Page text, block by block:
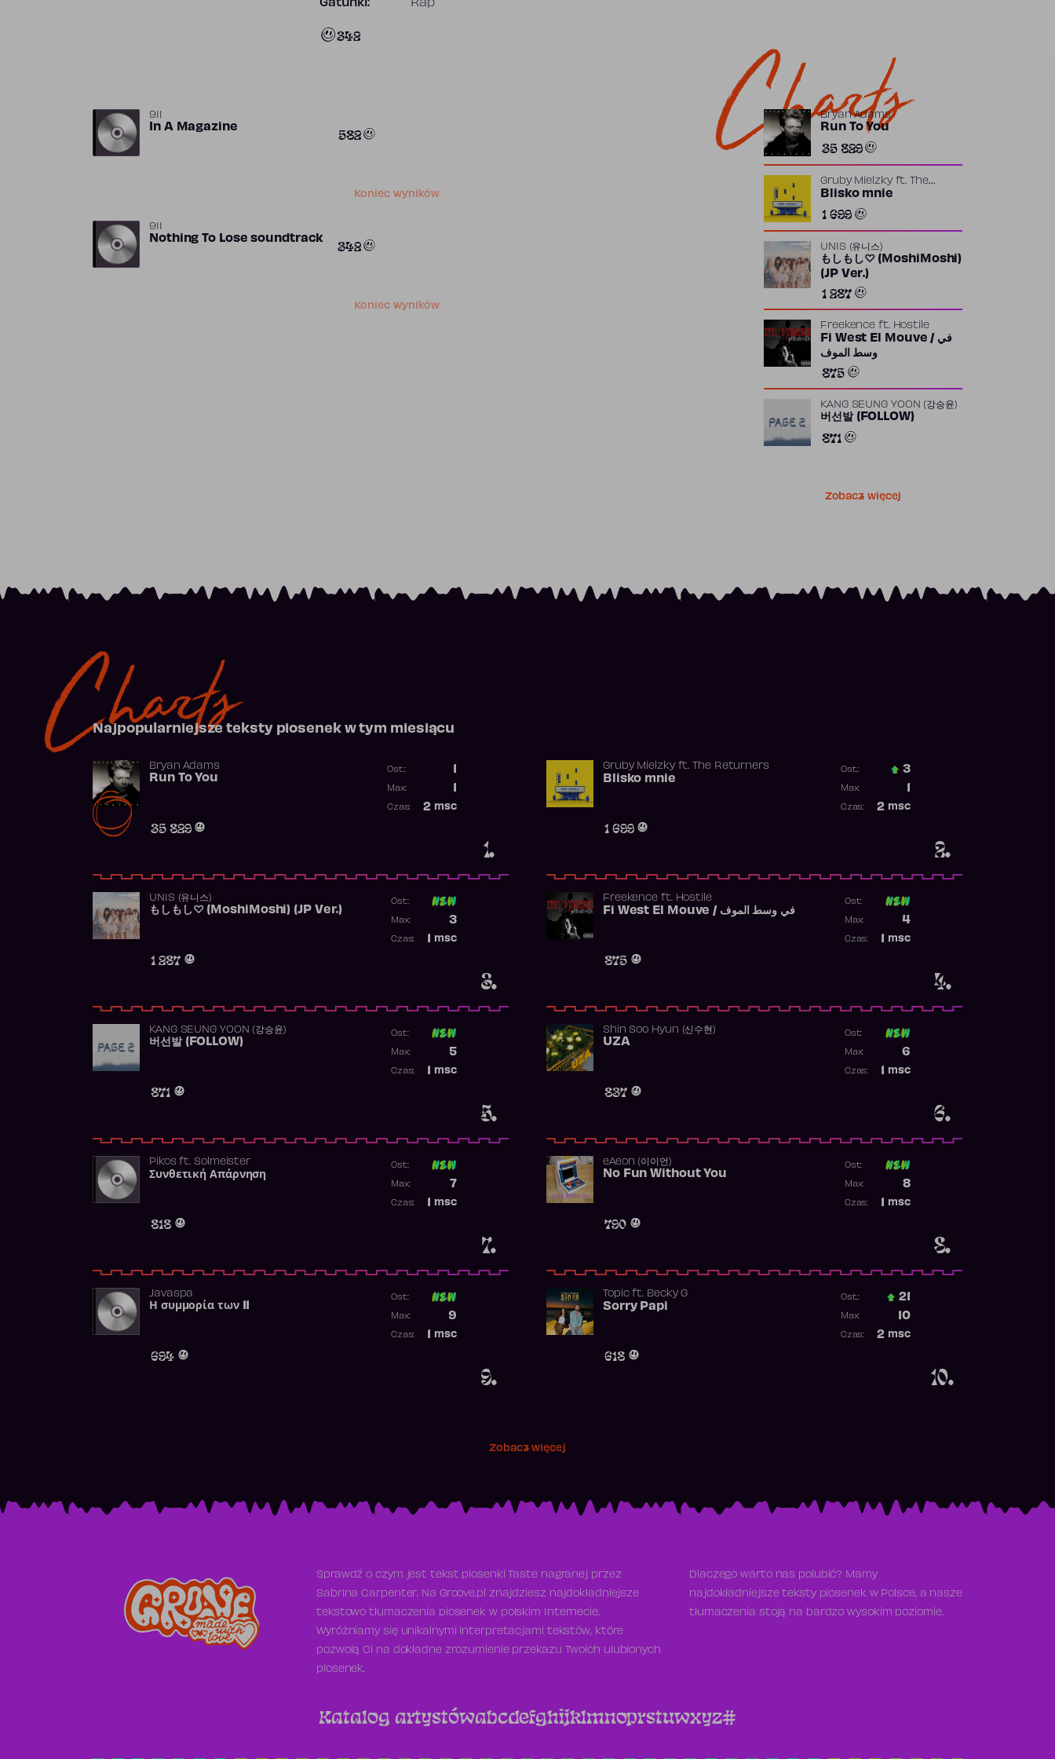
Gatunki: Rap
342
911
In A Magazine 582
Koniec wyników
911
Nothing To Lose soundtrack 342
Koniec wyników
Charts
Bryan Adams
Run To You
35 829
Gruby Mielzkyft.
The
Returners
Blisko mnie
1 699
UNIS (유니스)
もしもし♡ (MoshiMoshi)
(JP Ver.)
1 287
Freekence ft. Hostile
Fi West El Mouve / في
وسط الموف
875
KANG SEUNG YOON (강승윤)
버선발 (FOLLOW)
871
Zobacz więcej
Charts
Najpopularniejsze teksty piosenek w tym miesiącu
1.
Bryan Adams
Run To You
35 829
Ost.:
Max:
2 msc
Czas:
2.
Gruby Mielzkyft. The Returners
Blisko mnie
1 699
Ost.: 3
Max:
2 msc
Czas:
3.
UNIS (유니스)
もしもし♡ (MoshiMoshi) (JP Ver.)
1 287
Ost:
3
Max:
msc
Czas:
4.
Freekence ft. Hostile
Fi West El Mouve / في وسط الموف
875
Ost:
4
Max:
msc
Czas:
5.
KANG SEUNG YOON (강승윤)
버선발 (FOLLOW)
871
Ost:
5
Max:
msc
Czas:
6.
Shin Soo Hyun (신수현)
UZA
837
Ost:
6
Max:
msc
Czas:
7.
Pikosft. Solmeister
Συνθετική Απάρνηση
818
Ost:
7
Max:
msc
Czas:
8.
​eAeon (이이언)
No Fun Without You
790
Ost:
8
Max:
msc
Czas:
9.
Javaspa
Η συμμορία των 11
694
Ost:
9
Max:
msc
Czas:
10.
Topicft. Becky G
Sorry Papi
618
Ost.: 21
10
Max:
2 msc
Czas:
Zobacz więcej
Sprawdź o czym jest tekst piosenki Taste nagranej przez
Sabrina Carpenter. Na Groove.pl znajdziesz najdokładniejsze
tekstowo tłumaczenia piosenek w polskim Internecie.
Wyróżniamy się unikalnymi interpretacjami tekstów, które
pozwolą Ci na dokładne zrozumienie przekazu Twoich ulubionych
piosenek.
Dlaczego warto nas polubić? Mamy
najdokładniejsze teksty piosenek w Polsce, a nasze
tłumaczenia stoją na bardzo wysokim poziomie.
Katalog artystówabcdefghijklmnoprstuwxyz#